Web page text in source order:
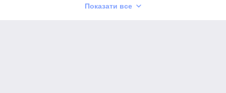
Voltronic Power другие компании заказывают разработку и
Показати все